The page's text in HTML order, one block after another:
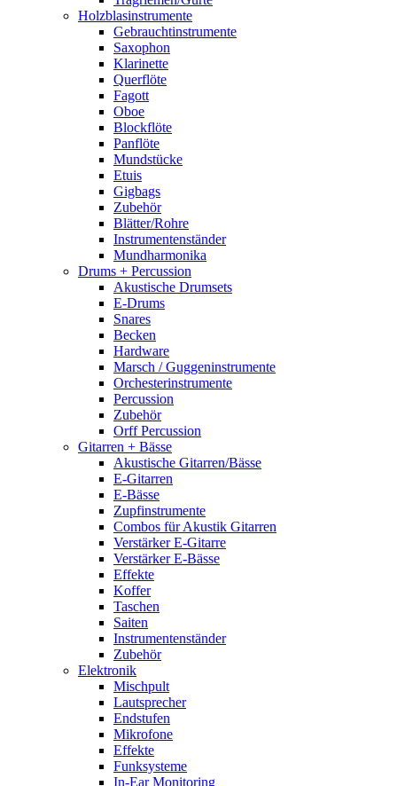
Holzblasinstrumente
Gebrauchtinstrumente
Saxophon
Klarinette
Querflöte
Fagott
Oboe
Blockflöte
Panflöte
Mundstücke
Etuis
Gigbags
Zubehör
Blätter/Rohre
Instrumentenständer
Mundharmonika
Drums + Percussion
Akustische Drumsets
E-Drums
Snares
Becken
Hardware
Marsch / Guggeninstrumente
Orchesterinstrumente
Percussion
Zubehör
Orff Percussion
Gitarren + Bässe
Akustische Gitarren/Bässe
E-Gitarren
E-Bässe
Zupfinstrumente
Combos für Akustik Gitarren
Verstärker E-Gitarre
Verstärker E-Bässe
Effekte
Koffer
Taschen
Saiten
Instrumentenständer
Zubehör
Elektronik
Mischpult
Lautsprecher
Endstufen
Mikrofone
Effekte
Funksysteme
In-Ear Monitoring